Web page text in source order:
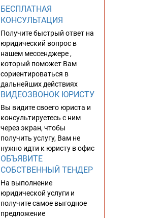
БЕСПЛАТНАЯ
КОНСУЛЬТАЦИЯ
Получите быстрый ответ на
юридический вопрос в
нашем мессенджере ,
который поможет Вам
сориентироваться в
дальнейших действиях
ВИДЕОЗВОНОК ЮРИСТУ
Вы видите своего юриста и
консультируетесь с ним
через экран, чтобы
получить услугу, Вам не
нужно идти к юристу в офис
ОБЪЯВИТЕ
СОБСТВЕННЫЙ ТЕНДЕР
На выполнение
юридической услуги и
получите самое выгодное
предложение